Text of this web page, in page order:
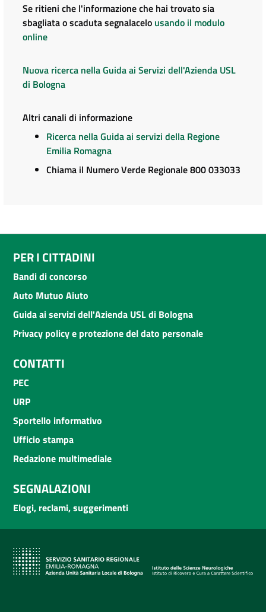
Se ritieni che l'informazione che hai trovato sia
sbagliata o scaduta segnalacelo usando il modulo
online
Nuova ricerca nella Guida ai Servizi dell'Azienda USL
di Bologna
Altri canali di informazione
Ricerca nella Guida ai servizi della Regione
Emilia Romagna
Chiama il Numero Verde Regionale 800 033033
PER I CITTADINI
Bandi di concorso
Auto Mutuo Aiuto
Guida ai servizi dell'Azienda USL di Bologna
Privacy policy e protezione del dato personale
CONTATTI
PEC
URP
Sportello informativo
Ufficio stampa
Redazione multimediale
SEGNALAZIONI
Elogi, reclami, suggerimenti